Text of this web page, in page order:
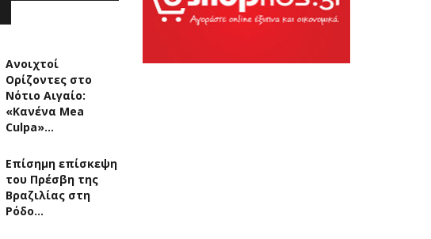
Ανοιχτοί
Ορίζοντες στο
Νότιο Αιγαίο:
«Κανένα Mea
Culpa»…
Επίσημη επίσκεψη
του Πρέσβη της
Βραζιλίας στη
Ρόδο…